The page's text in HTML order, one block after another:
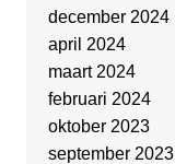
december 2024
april 2024
maart 2024
februari 2024
oktober 2023
september 2023